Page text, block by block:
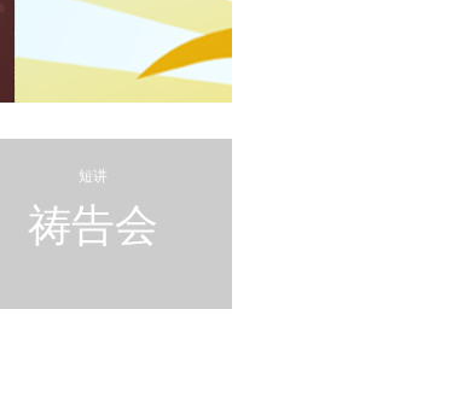
短讲
祷告会